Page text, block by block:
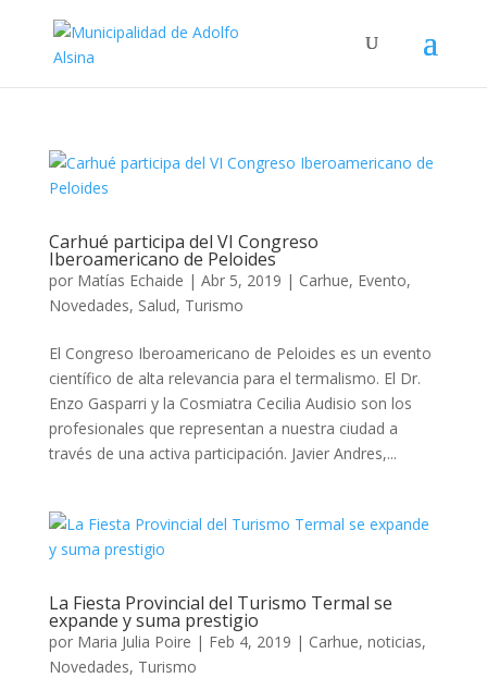
Carhué participa del VI Congreso
Iberoamericano de Peloides
por Matías Echaide | Abr 5, 2019 | Carhue, Evento,
Novedades, Salud, Turismo
El Congreso Iberoamericano de Peloides es un evento
científico de alta relevancia para el termalismo. El Dr.
Enzo Gasparri y la Cosmiatra Cecilia Audisio son los
profesionales que representan a nuestra ciudad a
través de una activa participación. Javier Andres,...
La Fiesta Provincial del Turismo Termal se
expande y suma prestigio
por Maria Julia Poire | Feb 4, 2019 | Carhue, noticias,
Novedades, Turismo